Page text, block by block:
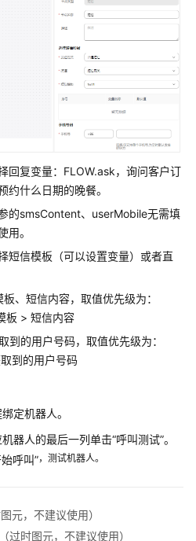
回复变量：FLOW.ask，询问客户订
约什么日期的晚餐。
的smsContent、userMobile无需填
用。
短信模板（可以设置变量）或者直
、短信内容，取值优先级为：
板 > 短信内容
到的用户号码，取值优先级为：
到的用户号码
定机器人。
机器人的最后一列单击“呼叫测试”。
始呼叫”，测试机器人。
元，不建议使用）
过时图元，不建议使用）